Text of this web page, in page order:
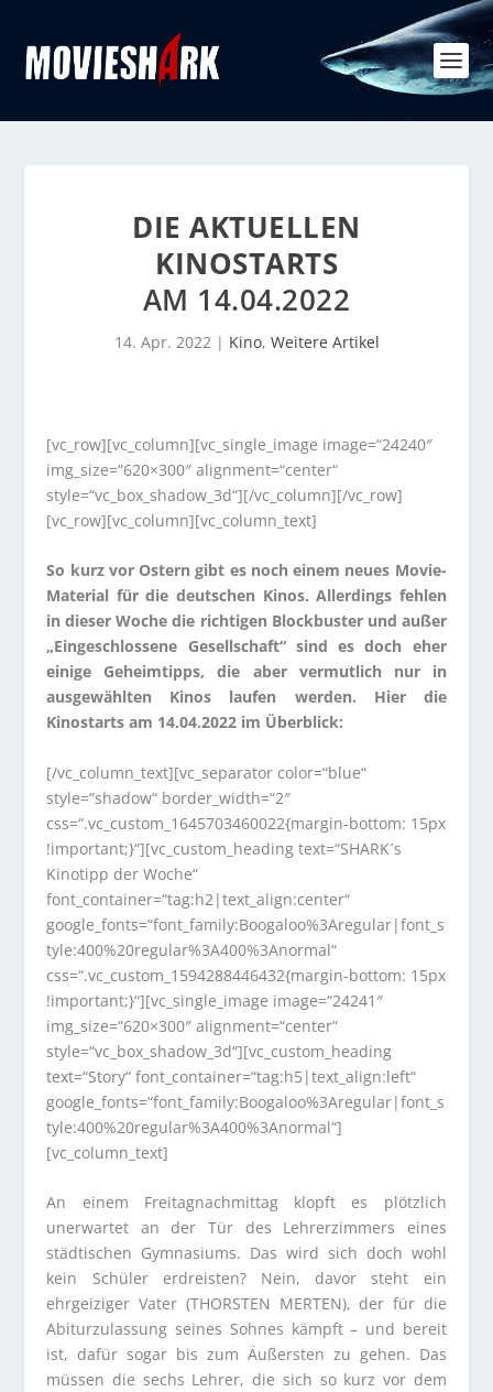
DIE AKTUELLEN
KINOSTARTS
AM 14.04.2022
14. Apr. 2022| Kino, Weitere Artikel
[vc_row][vc_column][vc_single_image image=“24240″
img_size=“620×300″ alignment=“center“
style=“vc_box_shadow_3d“][/vc_column][/vc_row]
[vc_row][vc_column][vc_column_text]
So kurz vor Ostern gibt es noch einem neues Movie-
Material für die deutschen Kinos. Allerdings fehlen
in dieser Woche die richtigen Blockbuster und außer
„Eingeschlossene Gesellschaft“ sind es doch eher
einige Geheimtipps, die aber vermutlich nur in
ausgewählten Kinos laufen werden. Hier die
Kinostarts am 14.04.2022 im Überblick:
[/vc_column_text][vc_separator color=“blue“
style=“shadow“ border_width=“2″
css=“.vc_custom_1645703460022{margin-bottom: 15px
!important;}“][vc_custom_heading text=“SHARK´s
Kinotipp der Woche“
font_container=“tag:h2|text_align:center“
google_fonts=“font_family:Boogaloo%3Aregular|font_s
tyle:400%20regular%3A400%3Anormal“
css=“.vc_custom_1594288446432{margin-bottom: 15px
!important;}“][vc_single_image image=“24241″
img_size=“620×300″ alignment=“center“
style=“vc_box_shadow_3d“][vc_custom_heading
text=“Story“ font_container=“tag:h5|text_align:left“
google_fonts=“font_family:Boogaloo%3Aregular|font_s
tyle:400%20regular%3A400%3Anormal“]
[vc_column_text]
An einem Freitagnachmittag klopft es plötzlich
unerwartet an der Tür des Lehrerzimmers eines
städtischen Gymnasiums. Das wird sich doch wohl
kein Schüler erdreisten? Nein, davor steht ein
ehrgeiziger Vater (THORSTEN MERTEN), der für die
Abiturzulassung seines Sohnes kämpft – und bereit
ist, dafür sogar bis zum Äußersten zu gehen. Das
müssen die sechs Lehrer, die sich so kurz vor dem